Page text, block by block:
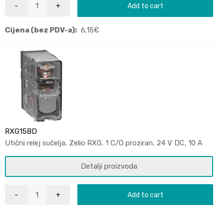
Add to cart
Cijena (bez PDV-a): 6,15€
RXG15BD
Utični relej sučelja, Zelio RXG, 1 C/O proziran, 24 V DC, 10 A
Detalji proizvoda
Add to cart